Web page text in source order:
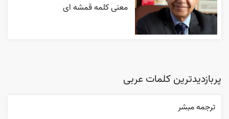
معنی کلمه قمشه ای
پربازدیدترین کلمات عربی
ترجمه مبشر